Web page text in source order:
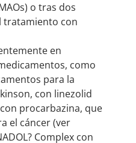
o tras dos
tratamiento con
en
como
para la
con linezolid
procarbazina, que
el cáncer (ver
Complex con